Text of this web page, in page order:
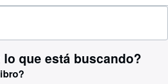
que está buscando?